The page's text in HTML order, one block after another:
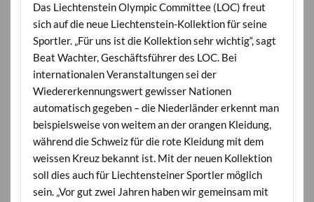
Das Liechtenstein Olympic Committee (LOC) freut
sich auf die neue Liechtenstein-Kollektion für seine
Sportler. „Für uns ist die Kollektion sehr wichtig“, sagt
Beat Wachter, Geschäftsführer des LOC. Bei
internationalen Veranstaltungen sei der
Wiedererkennungswert gewisser Nationen
automatisch gegeben – die Niederländer erkennt man
beispielsweise von weitem an der orangen Kleidung,
während die Schweiz für die rote Kleidung mit dem
weissen Kreuz bekannt ist. Mit der neuen Kollektion
soll dies auch für Liechtensteiner Sportler möglich
sein. „Vor gut zwei Jahren haben wir gemeinsam mit